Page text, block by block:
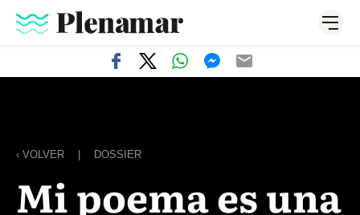
‹ VOLVER DOSSIER
Mi poema es una